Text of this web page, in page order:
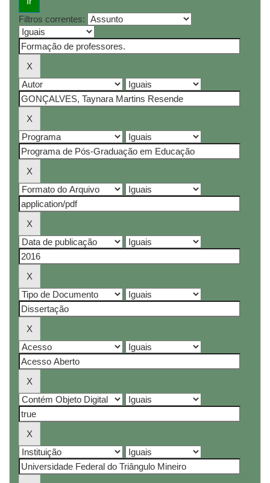
Filtros correntes: